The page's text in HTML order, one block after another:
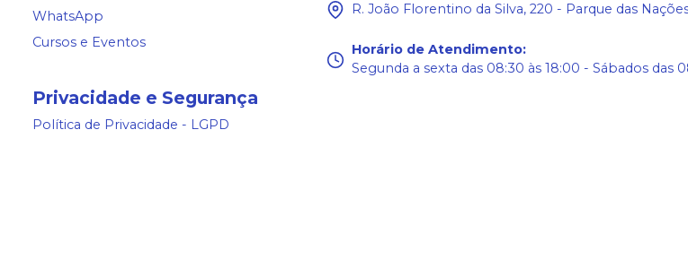
WhatsApp
Cursos e Eventos
Privacidade e Segurança
Política de Privacidade - LGPD
R. João Florentino da Silva, 220 - Parque das
Horário de Atendimento:
Segunda a sexta das 08:30 às 18:00 - Sábados das